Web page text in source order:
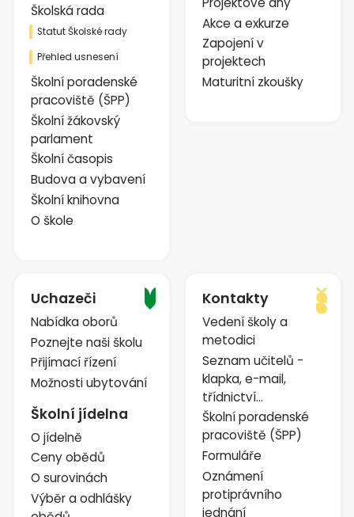
Školská rada
Statut Školské rady
Přehled usnesení
Školní poradenské
pracoviště (ŠPP)
Školní žákovský
parlament
Školní časopis
Budova a vybavení
Školní knihovna
O škole
Akce a exkurze
Zapojení v
projektech
Maturitní zkoušky
Uchazeči
Nabídka oborů
Poznejte naši školu
Přijímací řízení
Možnosti ubytování
Školní jídelna
O jídelně
Ceny obědů
O surovinách
Výběr a odhlášky
Kontakty
Vedení školy a
metodici
Seznam učitelů -
klapka, e-mail,
třídnictví...
Školní poradenské
pracoviště (ŠPP)
Formuláře
Oznámení
protiprávního
jednání